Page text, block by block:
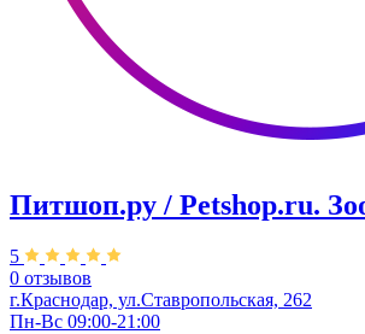
Питшоп.ру / Petshop.ru.
5
0 отзывов
г.Краснодар, ул.Ставропольская, 262
Пн-Вс 09:00-21:00